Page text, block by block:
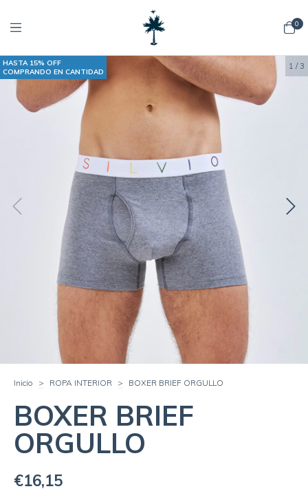
0
HASTA 15% OFF
COMPRANDO EN CANTIDAD
1 /3
Inicio > ROPA INTERIOR > BOXER BRIEF ORGULLO
BOXER BRIEF
ORGULLO
€16,15